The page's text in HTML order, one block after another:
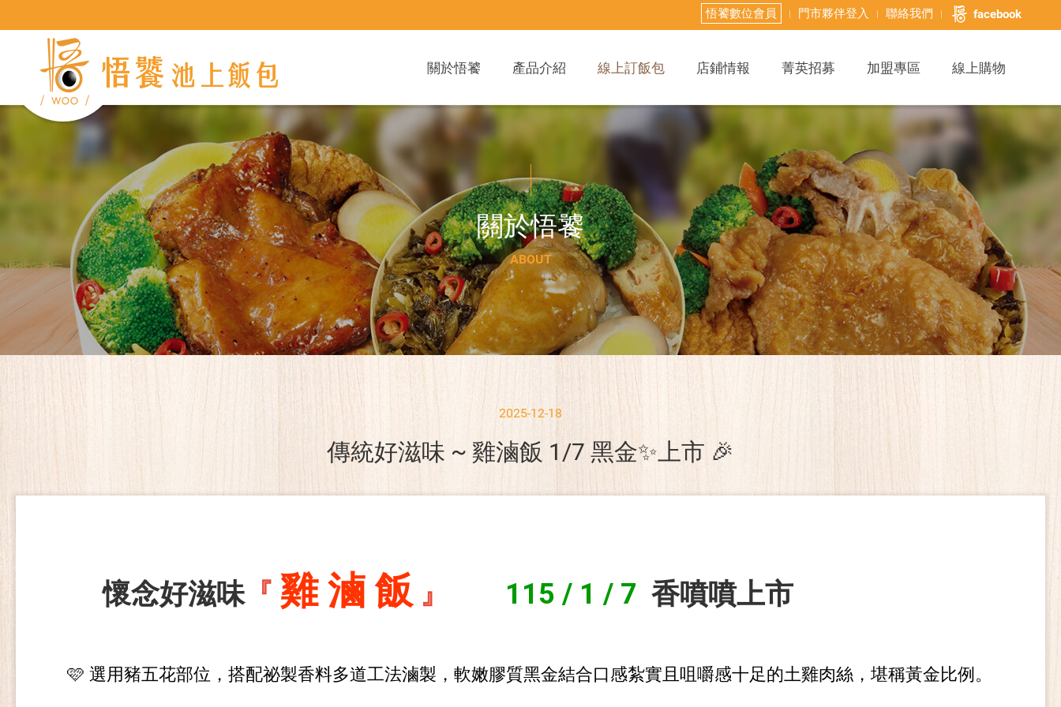
悟饕數位會員 門市夥伴登入 聯絡我們 facebook
關於悟饕 產品介紹 線上訂飯包 店鋪情報 菁英招募 加盟專區 線上購物
關於悟饕
ABOUT
2025-12-18
傳統好滋味 ~ 雞滷飯 1/7 黑金✨上市 🎉
懷念好滋味『 雞 滷 飯 』 115/ 1 / 7 香噴噴上市
🩷 選用豬五花部位，搭配祕製香料多道工法滷製，軟嫩膠質黑金結合口感紮實且咀嚼感十足的土雞肉絲，堪稱黃金比例。